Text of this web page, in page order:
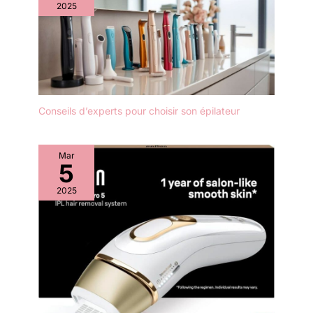
2025
Conseils d’experts pour choisir son épilateur
Mar
5
2025